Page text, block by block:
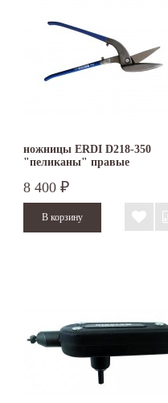
ножницы ERDI D218-350
"пеликаны" правые
8 400 ₽